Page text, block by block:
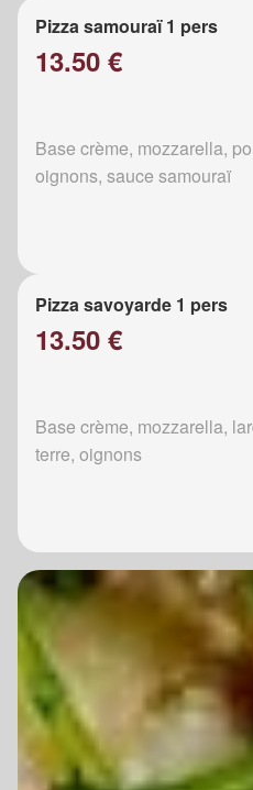
Pizza samouraï 1 pers
13.50 €
Base crème, mozzarella,
oignons, sauce samouraï
Pizza savoyarde 1 pers
13.50 €
Base crème, mozzarella,
terre, oignons